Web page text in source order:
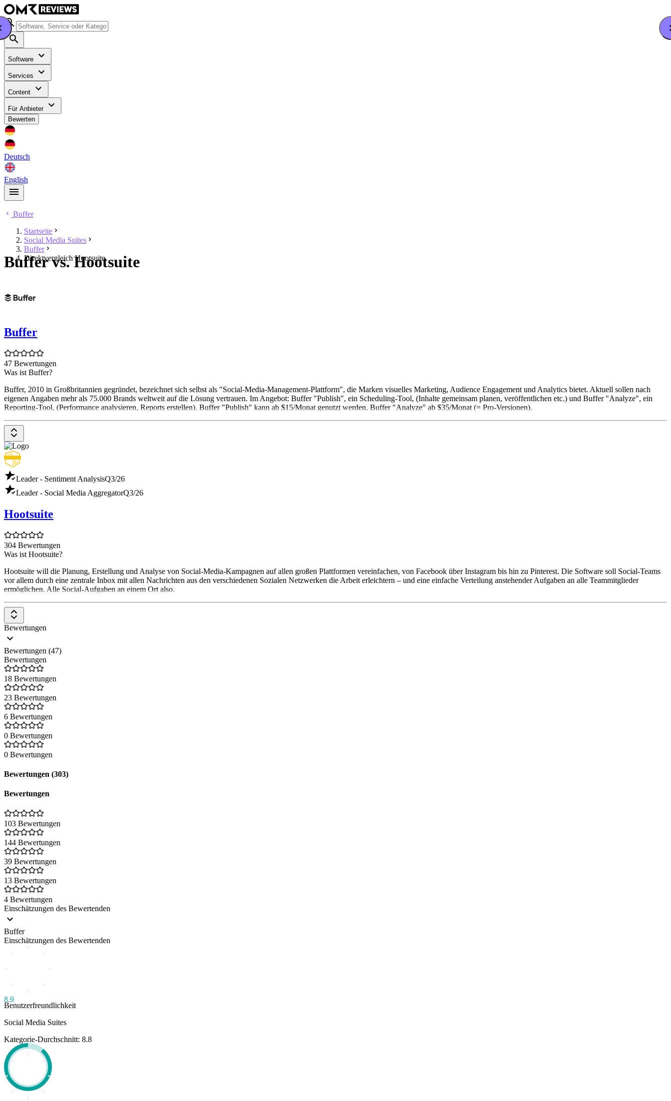
Software
Services
Content
Für Anbieter
Bewerten
Deutsch
English
Buffer
Startseite
Social Media Suites
Buffer
Direktvergleich Hootsuite
Buffer vs. Hootsuite
Buffer
47 Bewertungen
Was ist Buffer?
Buffer, 2010 in Großbritannien gegründet, bezeichnet sich selbst als "Social-Media-Management-Plattform", die Marken visuelles Marketing, Audience Engagement und Analytics bietet. Aktuell sollen nach
eigenen Angaben mehr als 75.000 Brands weltweit auf die Lösung vertrauen. Im Angebot: Buffer "Publish", ein Scheduling-Tool, (Inhalte gemeinsam planen, veröffentlichen etc.) und Buffer "Analyze", ein
Reporting-Tool, (Performance analysieren, Reports erstellen). Buffer "Publish" kann ab $15/Monat genutzt werden, Buffer "Analyze" ab $35/Monat (= Pro-Versionen).
Leader - Sentiment AnalysisQ3/26
Leader - Social Media AggregatorQ3/26
Hootsuite
304 Bewertungen
Was ist Hootsuite?
Hootsuite will die Planung, Erstellung und Analyse von Social-Media-Kampagnen auf allen großen Plattformen vereinfachen, von Facebook über Instagram bis hin zu Pinterest. Die Software soll Social-Teams
vor allem durch eine zentrale Inbox mit allen Nachrichten aus den verschiedenen Sozialen Netzwerken die Arbeit erleichtern – und eine einfache Verteilung anstehender Aufgaben an alle Teammitglieder
ermöglichen. Alle Social-Aufgaben an einem Ort also.
Bewertungen
Bewertungen (47)
Bewertungen
18 Bewertungen
23 Bewertungen
6 Bewertungen
0 Bewertungen
0 Bewertungen
Bewertungen (303)
Bewertungen
103 Bewertungen
144 Bewertungen
39 Bewertungen
13 Bewertungen
4 Bewertungen
Einschätzungen des Bewertenden
Buffer
Einschätzungen des Bewertenden
8.9
Benutzerfreundlichkeit
Social Media Suites
Kategorie-Durchschnitt: 8.8